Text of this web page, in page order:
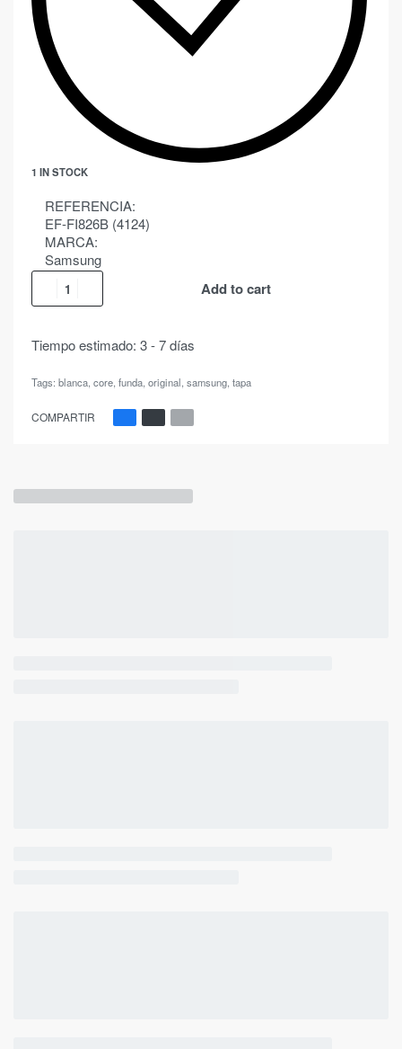
1 IN STOCK
REFERENCIA:
EF-FI826B (4124)
MARCA:
Samsung
Add to cart
Tiempo estimado: 3 - 7 días
Tags: blanca core funda original samsung tapa
COMPARTIR